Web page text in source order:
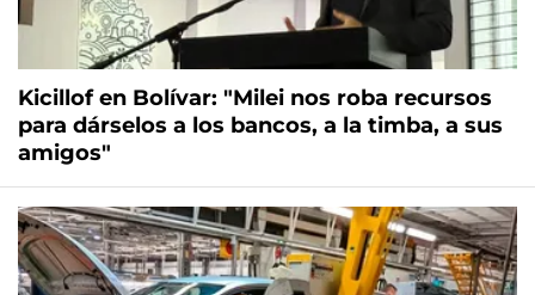
Kicillof en Bolívar: "Milei nos roba recursos
para dárselos a los bancos, a la timba, a sus
amigos"